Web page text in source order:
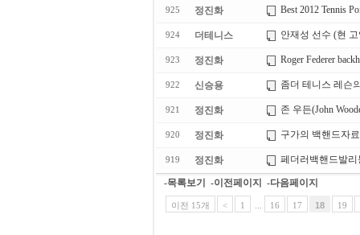
925 정진화 Best 2012 Tennis
924 더테니스 안재성 선수 (현
923 정진화 Roger Federer
922 신승용 좀더 테니스 레슨
921 정진화 존 우든(John
920 정진화 구가의 백핸드자
919 정진화 페더러백핸드발리
-목록보기 -이전페이지 -다음페이지
이전 15개 < 1 16 17 18 19